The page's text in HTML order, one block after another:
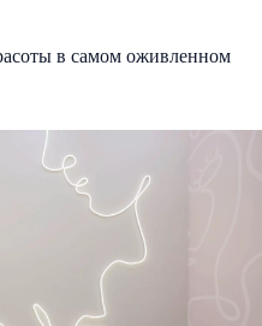
в самом оживленном